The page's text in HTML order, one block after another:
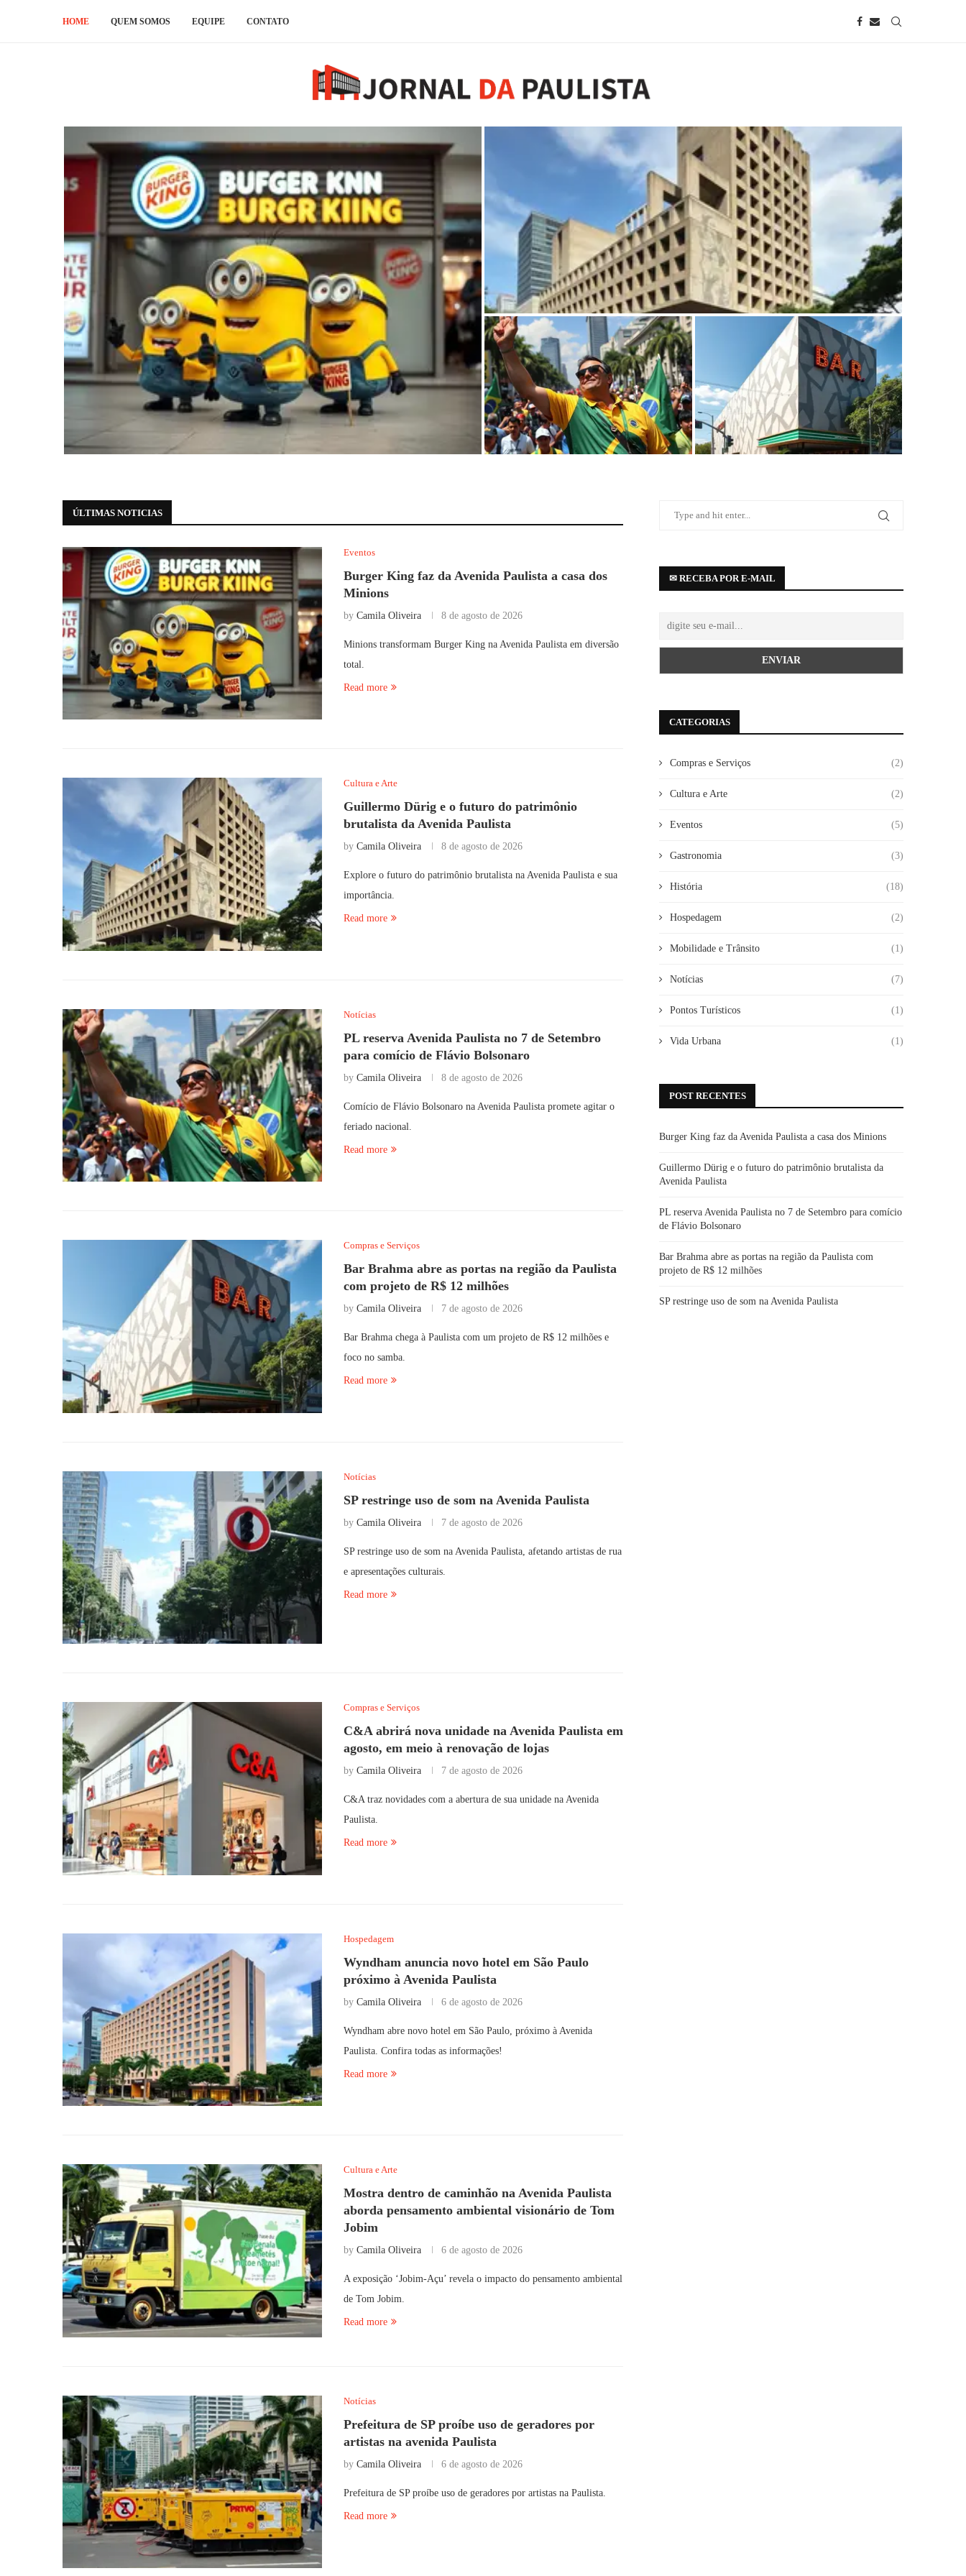
HOME QUEM SOMOS EQUIPE CONTATO
Burger King faz da Avenida Paulista a casa dos Minions
0 comments
Guillermo Dürig e o futuro do patrimônio brutalista da
Avenida Paulista
8 de agosto de 2026 0 comments
PL reserva Avenida Paulista no 7 de
Setembro para comício de Flávio...
Bar Brahma abre as portas na região da
Paulista com projeto de...
ÚLTIMAS NOTICIAS
Eventos
Burger King faz da Avenida Paulista a casa dos
Minions
by Camila Oliveira 8 de agosto de 2026
Minions transformam Burger King na Avenida Paulista em diversão
total.
Read more
Cultura e Arte
Guillermo Dürig e o futuro do patrimônio
brutalista da Avenida Paulista
by Camila Oliveira 8 de agosto de 2026
Explore o futuro do patrimônio brutalista na Avenida Paulista e sua
importância.
Read more
Notícias
PL reserva Avenida Paulista no 7 de Setembro
para comício de Flávio Bolsonaro
by Camila Oliveira 8 de agosto de 2026
Comício de Flávio Bolsonaro na Avenida Paulista promete agitar o
feriado nacional.
Read more
Compras e Serviços
Bar Brahma abre as portas na região da Paulista
com projeto de R$ 12 milhões
by Camila Oliveira 7 de agosto de 2026
Bar Brahma chega à Paulista com um projeto de R$ 12 milhões e
foco no samba.
Read more
Notícias
SP restringe uso de som na Avenida Paulista
by Camila Oliveira 7 de agosto de 2026
SP restringe uso de som na Avenida Paulista, afetando artistas de rua
e apresentações culturais.
Read more
Compras e Serviços
C&A abrirá nova unidade na Avenida Paulista em
agosto, em meio à renovação de lojas
by Camila Oliveira 7 de agosto de 2026
C&A traz novidades com a abertura de sua unidade na Avenida
Paulista.
Read more
Hospedagem
Wyndham anuncia novo hotel em São Paulo
próximo à Avenida Paulista
by Camila Oliveira 6 de agosto de 2026
Wyndham abre novo hotel em São Paulo, próximo à Avenida
Paulista. Confira todas as informações!
Read more
Cultura e Arte
Mostra dentro de caminhão na Avenida Paulista
aborda pensamento ambiental visionário de Tom
Jobim
by Camila Oliveira 6 de agosto de 2026
A exposição ‘Jobim-Açu’ revela o impacto do pensamento ambiental
de Tom Jobim.
Read more
Notícias
Prefeitura de SP proíbe uso de geradores por
artistas na avenida Paulista
by Camila Oliveira 6 de agosto de 2026
Prefeitura de SP proíbe uso de geradores por artistas na Paulista.
Read more
✉ RECEBA POR E-MAIL
CATEGORIAS
Compras e Serviços (2)
Cultura e Arte (2)
Eventos (5)
Gastronomia (3)
História (18)
Hospedagem (2)
Mobilidade e Trânsito (1)
Notícias (7)
Pontos Turísticos (1)
Vida Urbana (1)
POST RECENTES
Burger King faz da Avenida Paulista a casa dos Minions
Guillermo Dürig e o futuro do patrimônio brutalista da
Avenida Paulista
PL reserva Avenida Paulista no 7 de Setembro para comício
de Flávio Bolsonaro
Bar Brahma abre as portas na região da Paulista com
projeto de R$ 12 milhões
SP restringe uso de som na Avenida Paulista